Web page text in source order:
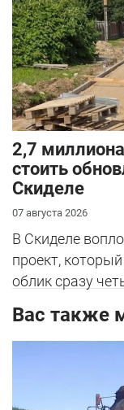
2,7
стоить
Скиделе
07 августа 2026
В Скиделе
проект,
облик сразу
Вас также